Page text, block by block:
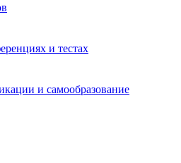
и тестах
и самообразование